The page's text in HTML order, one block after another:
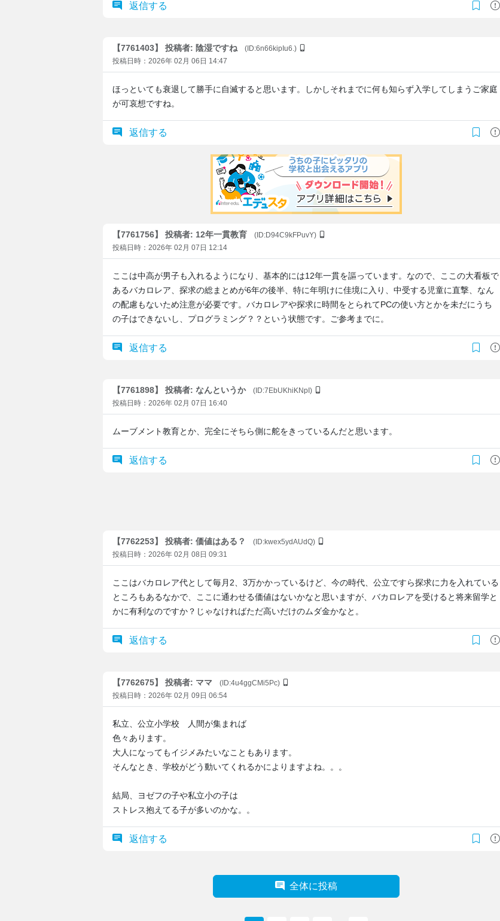
返信する
【7761403】 投稿者: 陰湿ですね
(ID:6n66kipIu6.)
投稿日時：2026年 02月 06日 14:47
ほっといても衰退して勝手に自滅すると思います。しかしそれまでに何も知らず入学してしまうご家庭
が可哀想ですね。
返信する
【7761756】 投稿者: 12年一貫教育
(ID:D94C9kFPuvY)
投稿日時：2026年 02月 07日 12:14
ここは中高が男子も入れるようになり、基本的には12年一貫を謳っています。なので、ここの大看板で
あるバカロレア、探求の総まとめが6年の後半、特に年明けに佳境に入り、中受する児童に直撃、なん
の配慮もないため注意が必要です。バカロレアや探求に時間をとられてPCの使い方とかを未だにうち
の子はできないし、プログラミング？？という状態です。ご参考までに。
返信する
【7761898】 投稿者: なんというか
(ID:7EbUKhiKNpI)
投稿日時：2026年 02月 07日 16:40
ムーブメント教育とか、完全にそちら側に舵をきっているんだと思います。
返信する
【7762253】 投稿者: 価値はある？
(ID:kwex5ydAUdQ)
投稿日時：2026年 02月 08日 09:31
ここはバカロレア代として毎月2、3万かかっているけど、今の時代、公立ですら探求に力を入れている
ところもあるなかで、ここに通わせる価値はないかなと思いますが、バカロレアを受けると将来留学と
かに有利なのですか？じゃなければただ高いだけのムダ金かなと。
返信する
【7762675】 投稿者: ママ
(ID:4u4ggCMi5Pc)
投稿日時：2026年 02月 09日 06:54
私立、公立小学校 人間が集まれば
色々あります。
大人になってもイジメみたいなこともあります。
そんなとき、学校がどう動いてくれるかによりますよね。。。
結局、ヨゼフの子や私立小の子は
ストレス抱えてる子が多いのかな。。
返信する
全体に投稿